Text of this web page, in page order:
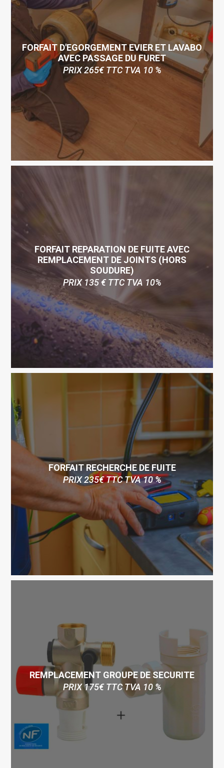
FORFAIT D'EGORGEMENT EVIER ET LAVABO
AVEC PASSAGE DU FURET
PRIX 265€ TTC TVA 10 %
FORFAIT REPARATION DE FUITE AVEC
REMPLACEMENT DE JOINTS (HORS
SOUDURE)
PRIX 135 € TTC TVA 10%
FORFAIT RECHERCHE DE FUITE
PRIX 235€ TTC TVA 10 %
REMPLACEMENT GROUPE DE SECURITE
PRIX 175€ TTC TVA 10 %